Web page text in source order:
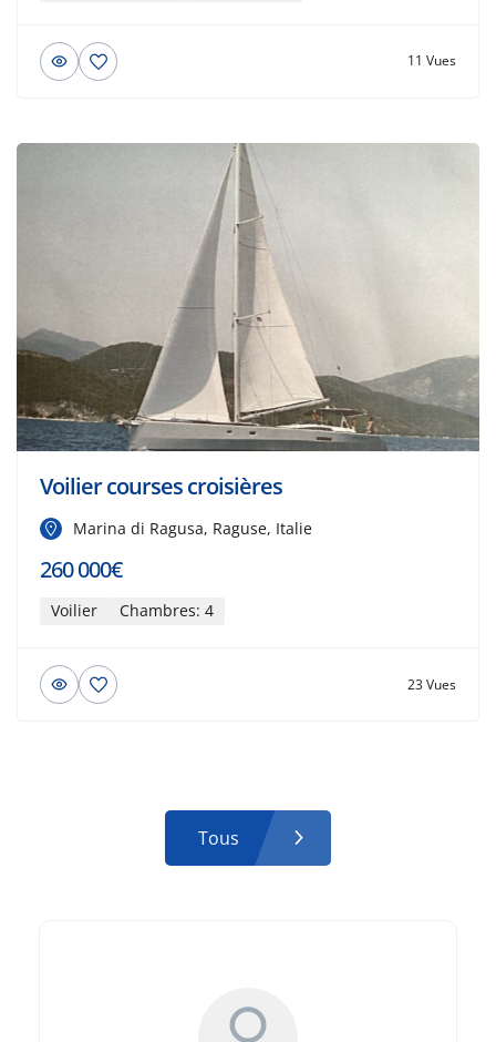
11 Vues
Voilier courses croisières
Marina di Ragusa, Raguse, Italie
260 000€
Voilier Chambres: 4
23 Vues
Tous